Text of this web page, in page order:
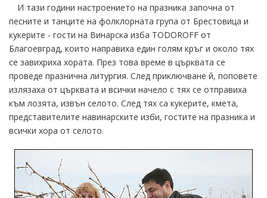
И тази години настроението на празника започна от
песните и танците на фолклорната група от Брестовица и
кукерите - гости на Винарска изба TODOROFF от
Благоевград, които направиха един голям кръг и около тях
се завихриха хората. През това време в църквата се
проведе празнична литургия. След приключване й, поповете
излязаха от църквата и всички начело с тях се отправиха
към лозята, извън селото. След тях са кукерите, кмета,
представителите навинарските изби, гостите на празника и
всички хора от селото.